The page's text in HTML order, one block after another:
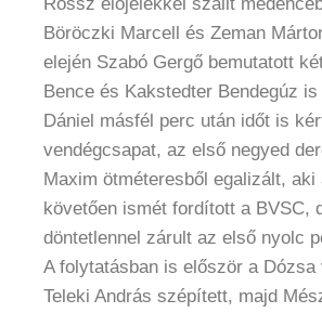
Böröczki Marcell és Zeman
elején Szabó Gergő bemutatott
Bence és Kakstedter Bendegúz
Dániel másfél perc után időt is
vendégcsapat, az első negyed
Maxim ötméteresből egalizált,
követően ismét fordított a BVSC,
döntetlennel zárult az első nyolc
A folytatásban is először a
Teleki András szépített, majd